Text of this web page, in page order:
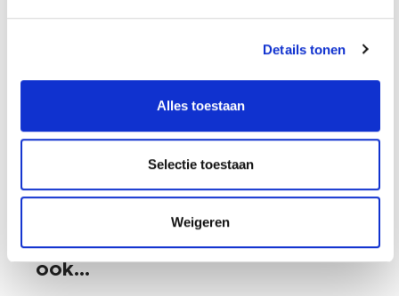
Details tonen
Alles toestaan
Selectie toestaan
Weigeren
Klanten die dit product
aangeschaft hebben kochten
ook...